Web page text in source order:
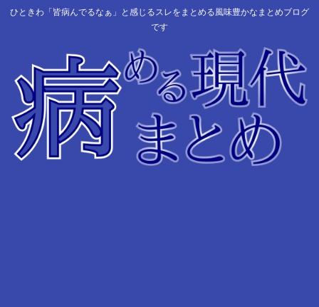
ひときわ「皆病んでるなぁ」と感じるスレをまとめる風味豊かなまとめブログ
です